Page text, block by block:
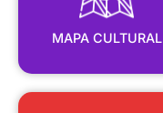
MAPA CULTURAL